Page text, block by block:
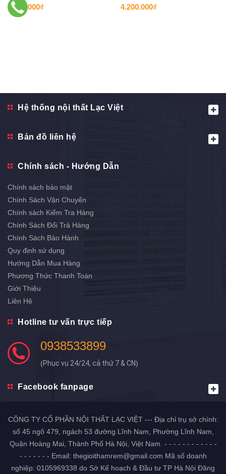
4.200.000₫ 4.200.000₫
Hệ thống nội thất Lạc Việt
Bản đồ liên hệ
Chính sách - Hướng Dẫn
Chính sách bảo mật
Chính Sách Vận Chuyển
Chính sách Kiểm Tra Hàng
Chính Sách Đổi Trả Hàng
Chính Sách Bảo Hành
Quy định sử dụng
Hướng Dẫn Mua Hàng
Phương Thức Thanh Toán
Giới Thiệu
Liên Hệ
Hotline tư vấn trực tiếp
0938533899
(Phục vụ 24/24, cả thứ 7 & CN)
Facebook fanpage
CÔNG TY CỔ PHẦN NỘI THẤT LẠC VIỆT --- Địa chỉ trụ sở chính:
số 45 ngõ 479, ngách 53 đường Lĩnh Nam, Phường Lĩnh Nam,
Quận Hoàng Mai, Thành Phố Hà Nội, Việt Nam. - - - - - - - - - - - -
- - - - - - - Email: thegioithamrem@gmail.com Mã số doanh
nghiệp: 0105969338 do Sở Kế hoạch & Đầu tư TP Hà Nội Đăng